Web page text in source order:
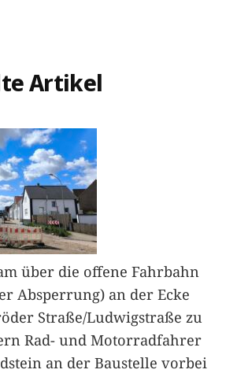
Artikel
über die offene Fahrbahn
Absperrung) an der Ecke
Straße/Ludwigstraße zu
Rad- und Motorradfahrer
an der Baustelle vorbei